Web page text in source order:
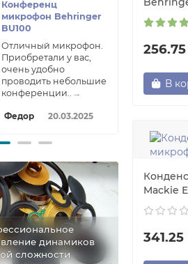
Конференц
микрофон Behringer
BU100
Отличный микрофон.
Приобретали у вас,
очень удобно
проводить небольшие
конференции..→
Федор 20.03.2025
динамиков
сложности
В
Mackie
341.25